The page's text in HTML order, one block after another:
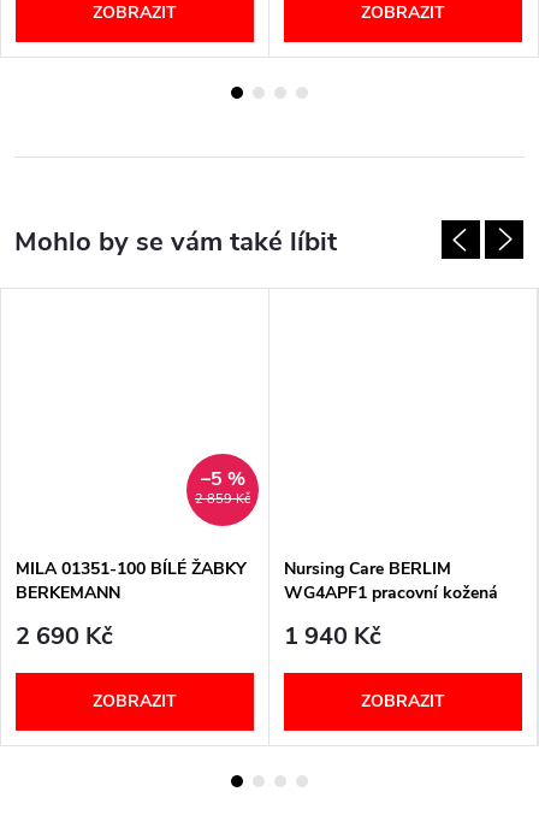
ZOBRAZIT ZOBRAZIT
2 859 Kč
–5 %
MILA 01351-100 BÍLÉ ŽABKY
BERKEMANN
2 690 Kč
ZOBRAZIT
Nursing Care BERLIM
WG4APF1 pracovní kožená
dámská s páskem květy
1 940 Kč
ZOBRAZIT